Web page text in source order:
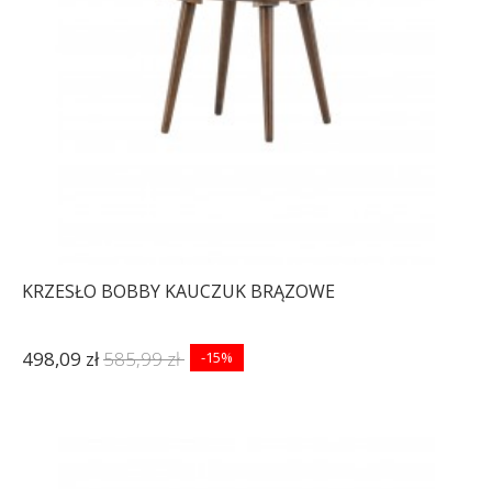
KRZESŁO BOBBY KAUCZUK BRĄZOWE
498,09 zł585,99 zł -15%